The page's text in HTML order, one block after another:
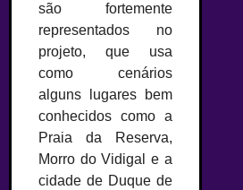
são fortemente
representados no
projeto, que usa
como cenários
alguns lugares bem
conhecidos como a
Praia da Reserva,
Morro do Vidigal e a
cidade de Duque de